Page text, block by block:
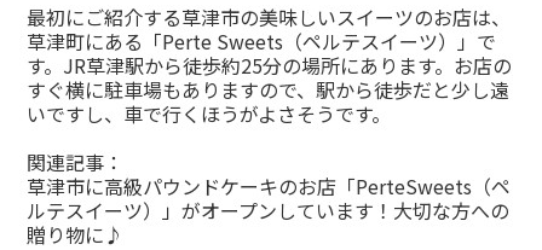
最初にご紹介する草津市の美味しいスイーツのお店は、
草津町にある「Perte Sweets（ペルテスイーツ）」で
す。JR草津駅から徒歩約25分の場所にあります。お店の
すぐ横に駐車場もありますので、駅から徒歩だと少し遠
いですし、車で行くほうがよさそうです。
関連記事：
草津市に高級パウンドケーキのお店「PerteSweets（ペ
ルテスイーツ）」がオープンしています！大切な方への
贈り物に♪